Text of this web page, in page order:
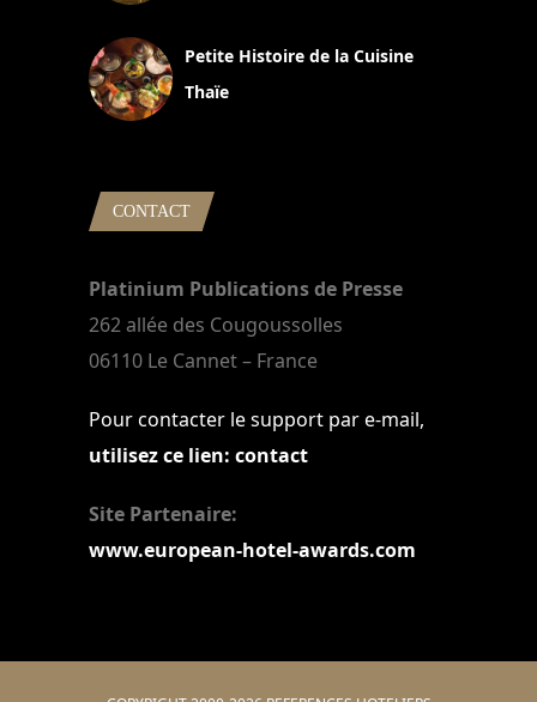
Petite Histoire de la Cuisine
Thaïe
CONTACT
Platinium Publications de Presse
262 allée des Cougoussolles
06110 Le Cannet – France
Pour contacter le support par e-mail,
utilisez ce lien: contact
Site Partenaire:
www.european-hotel-awards.com